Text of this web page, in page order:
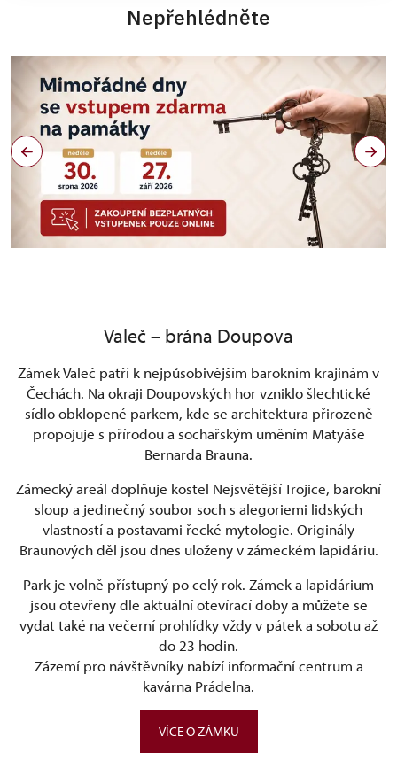
Nepřehlédněte
Valeč – brána Doupova
Zámek Valeč patří k nejpůsobivějším barokním krajinám v
Čechách. Na okraji Doupovských hor vzniklo šlechtické
sídlo obklopené parkem, kde se architektura přirozeně
propojuje s přírodou a sochařským uměním Matyáše
Bernarda Brauna.
Zámecký areál doplňuje kostel Nejsvětější Trojice, barokní
sloup a jedinečný soubor soch s alegoriemi lidských
vlastností a postavami řecké mytologie. Originály
Braunových děl jsou dnes uloženy v zámeckém lapidáriu.
Park je volně přístupný po celý rok. Zámek a lapidárium
jsou otevřeny dle aktuální otevírací doby a můžete se
vydat také na večerní prohlídky vždy v pátek a sobotu až
do 23 hodin.
Zázemí pro návštěvníky nabízí informační centrum a
kavárna Prádelna.
VÍCE O ZÁMKU